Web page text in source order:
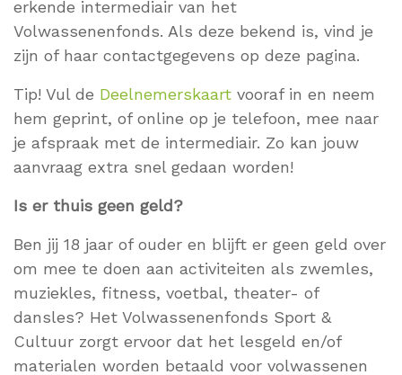
erkende intermediair van het
Volwassenenfonds. Als deze bekend is, vind je
zijn of haar contactgegevens op deze pagina.
Tip! Vul de Deelnemerskaart vooraf in en neem
hem geprint, of online op je telefoon, mee naar
je afspraak met de intermediair. Zo kan jouw
aanvraag extra snel gedaan worden!
Is er thuis geen geld?
Ben jij 18 jaar of ouder en blijft er geen geld over
om mee te doen aan activiteiten als zwemles,
muziekles, fitness, voetbal, theater- of
dansles? Het Volwassenenfonds Sport &
Cultuur zorgt ervoor dat het lesgeld en/of
materialen worden betaald voor volwassenen